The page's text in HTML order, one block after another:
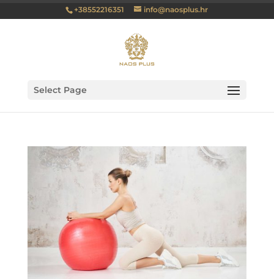
+38552216351 info@naosplus.hr
Select Page